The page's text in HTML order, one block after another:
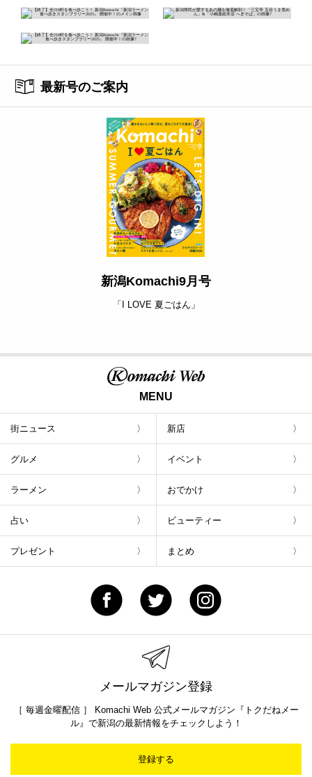
最新号のご案内
新潟Komachi9月号
「I LOVE 夏ごはん」
MENU
街ニュース 新店
グルメ イベント
ラーメン おでかけ
占い ビューティー
プレゼント まとめ
メールマガジン登録
［ 毎週金曜配信 ］ Komachi Web 公式メールマガジン『トクだねメー
ル』で新潟の最新情報をチェックしよう！
登録する